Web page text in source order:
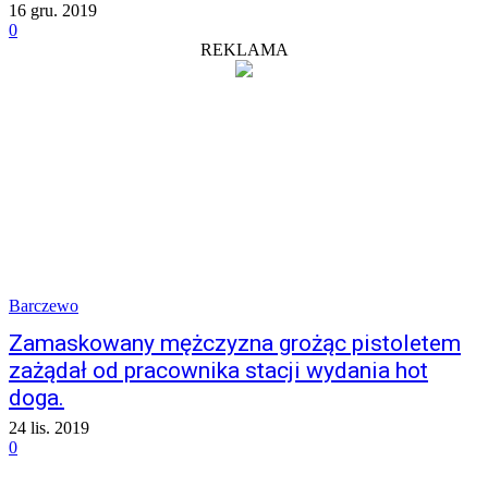
16 gru. 2019
0
REKLAMA
Barczewo
Zamaskowany mężczyzna grożąc pistoletem
zażądał od pracownika stacji wydania hot
doga.
24 lis. 2019
0